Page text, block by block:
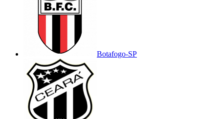
Botafogo-SP